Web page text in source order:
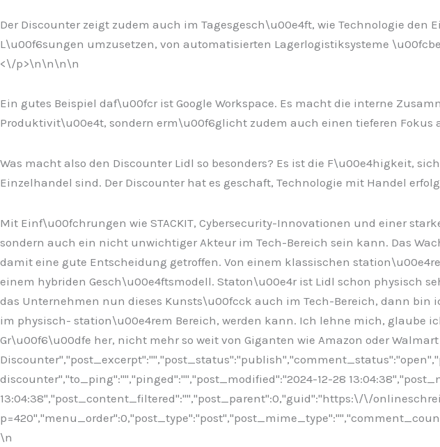
Der Discounter zeigt zudem auch im Tagesgesch\u00e4ft, wie Technologie
L\u00f6sungen umzusetzen, von automatisierten Lagerlogistiksysteme
<\/p>\n\n\n\n
Ein gutes Beispiel daf\u00fcr ist Google Workspace. Es macht die interne
Produktivit\u00e4t, sondern erm\u00f6glicht zudem auch einen tieferen
Was macht also den Discounter Lidl so besonders? Es ist die F\u00e4higkeit,
Einzelhandel sind. Der Discounter hat es geschaft, Technologie mit Handel
Mit Einf\u00fchrungen wie STACKIT, Cybersecurity-Innovationen und einer
sondern auch ein nicht unwichtiger Akteur im Tech-Bereich sein kann. Das
damit eine gute Entscheidung getroffen. Von einem klassischen
einem hybriden Gesch\u00e4ftsmodell. Staton\u00e4r ist Lidl schon physisch
das Unternehmen nun dieses Kunsts\u00fcck auch im Tech-Bereich, dann bin
im physisch- station\u00e4rem Bereich, werden kann. Ich lehne mich, glaube
Gr\u00f6\u00dfe her, nicht mehr so weit von Giganten wie Amazon oder
discounter","to_ping":"","pinged":"","post_modified":"2024-12-28
13:04:38","post_content_filtered":"","post_parent":0,"guid":"https:\/\/
\n